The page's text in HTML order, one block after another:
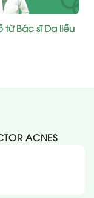
Bác sĩ Da liễu
ACNES